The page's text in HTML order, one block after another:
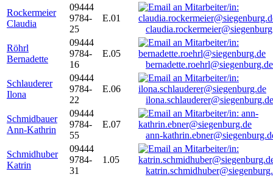
Rockermeier
Claudia
09444
9784-
25
E.01
Röhrl
Bernadette
09444
9784-
16
E.05
bernadette.roehrl@siegenburg.de
Schlauderer
Ilona
09444
9784-
22
E.06
ilona.schlauderer@siegenburg.de
Schmidbauer
Ann-Kathrin
09444
9784-
55
E.07
ann-
Schmidhuber
Katrin
09444
9784-
31
1.05